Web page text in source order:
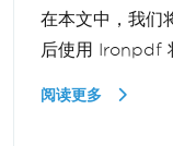
在本文中，我们
后使用 Ironpdf
阅读更多